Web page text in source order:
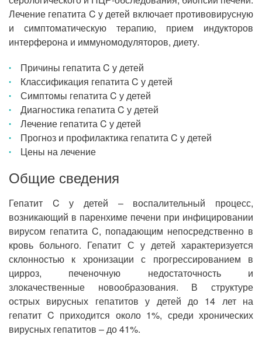
Лечение гепатита C у детей включает противовирусную
и симптоматическую терапию, прием индукторов
интерферона и иммуномодуляторов, диету.
Причины гепатита C у детей
Классификация гепатита C у детей
Симптомы гепатита C у детей
Диагностика гепатита C у детей
Лечение гепатита C у детей
Прогноз и профилактика гепатита C у детей
Цены на лечение
Общие сведения
Гепатит C у детей – воспалительный процесс,
возникающий в паренхиме печени при инфицировании
вирусом гепатита C, попадающим непосредственно в
кровь больного. Гепатит С у детей характеризуется
склонностью к хронизации с прогрессированием в
цирроз, печеночную недостаточность и
злокачественные новообразования. В структуре
острых вирусных гепатитов у детей до 14 лет на
гепатит C приходится около 1%, среди хронических
вирусных гепатитов – до 41%.